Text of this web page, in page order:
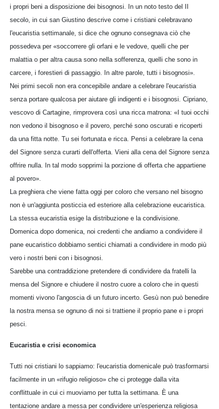
i propri beni a disposizione dei bisognosi. In un noto testo del II
secolo, in cui san Giustino descrive come i cristiani celebravano
l'eucaristia settimanale, si dice che ognuno consegnava ciò che
possedeva per «soccorrere gli orfani e le vedove, quelli che per
malattia o per altra causa sono nella sofferenza, quelli che sono in
carcere, i forestieri di passaggio. In altre parole, tutti i bisognosi».
Nei primi secoli non era concepibile andare a celebrare l'eucaristia
senza portare qualcosa per aiutare gli indigenti e i bisognosi. Cipriano,
vescovo di Cartagine, rimprovera così una ricca matrona: «I tuoi occhi
non vedono il bisognoso e il povero, perché sono oscurati e ricoperti
da una fitta notte. Tu sei fortunata e ricca. Pensi a celebrare la cena
del Signore senza curarti dell'offerta. Vieni alla cena del Signore senza
offrire nulla. In tal modo sopprimi la porzione di offerta che appartiene
al povero».
La preghiera che viene fatta oggi per coloro che versano nel bisogno
non è un'aggiunta posticcia ed esteriore alla celebrazione eucaristica.
La stessa eucaristia esige la distribuzione e la condivisione.
Domenica dopo domenica, noi credenti che andiamo a condividere il
pane eucaristico dobbiamo sentici chiamati a condividere in modo più
vero i nostri beni con i bisognosi.
Sarebbe una contraddizione pretendere di condividere da fratelli la
mensa del Signore e chiudere il nostro cuore a coloro che in questi
momenti vivono l'angoscia di un futuro incerto. Gesù non può benedire
la nostra mensa se ognuno di noi si trattiene il proprio pane e i propri
pesci.
Eucaristia e crisi economica
Tutti noi cristiani lo sappiamo: l'eucaristia domenicale può trasformarsi
facilmente in un «rifugio religioso» che ci protegge dalla vita
conflittuale in cui ci muoviamo per tutta la settimana. È una
tentazione andare a messa per condividere un'esperienza religiosa